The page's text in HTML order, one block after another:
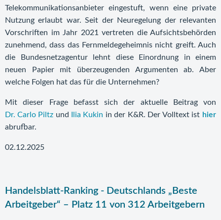
Telekommunikationsanbieter eingestuft, wenn eine private
Nutzung erlaubt war. Seit der Neuregelung der relevanten
Vorschriften im Jahr 2021 vertreten die Aufsichtsbehörden
zunehmend, dass das Fernmeldegeheimnis nicht greift. Auch
die Bundesnetzagentur lehnt diese Einordnung in einem
neuen Papier mit überzeugenden Argumenten ab. Aber
welche Folgen hat das für die Unternehmen?
Mit dieser Frage befasst sich der aktuelle Beitrag von
Dr. Carlo Piltz und Ilia Kukin in der K&R. Der Volltext ist hier
abrufbar.
02.12.2025
Handelsblatt-Ranking - Deutschlands „Beste
Arbeitgeber“ – Platz 11 von 312 Arbeitgebern